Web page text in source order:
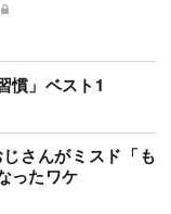
慣」ベスト1
さんがミスド「も
ったワケ